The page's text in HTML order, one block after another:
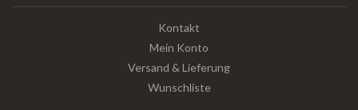
Kontakt
Mein Konto
Versand & Lieferung
Wunschliste